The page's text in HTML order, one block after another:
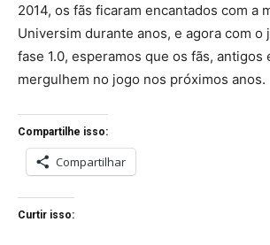
2014, os fãs ficaram encantados com a
Universim durante anos, e agora com o
fase 1.0, esperamos que os fãs, antigos
mergulhem no jogo nos próximos anos.
Compartilhe isso:
Compartilhar
Curtir isso: